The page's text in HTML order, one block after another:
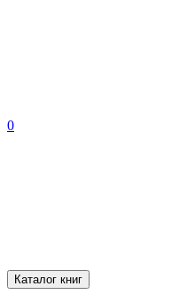
0
Каталог книг